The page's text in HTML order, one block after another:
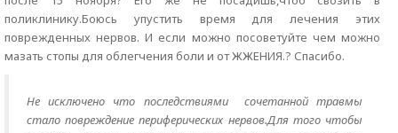
поликлинику.Боюсь упустить время для лечения этих
поврежденных нервов. И если можно посоветуйте чем можно
мазать стопы для облегчения боли и от ЖЖЕНИЯ.? Спасибо.
Не исключено что последствиями сочетанной травмы
стало повреждение периферических нервов.Для того чтобы